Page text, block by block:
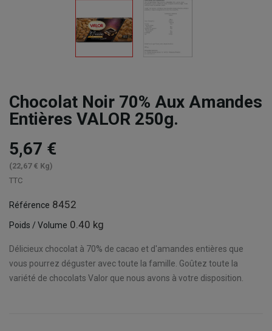
Chocolat Noir 70% Aux Amandes
Entières VALOR 250g.
5,67 €
(22,67 € Kg)
TTC
Référence 8452
Poids / Volume 0.40 kg
Délicieux chocolat à 70% de cacao et d'amandes entières que
vous pourrez déguster avec toute la famille. Goûtez toute la
variété de chocolats Valor que nous avons à votre disposition.